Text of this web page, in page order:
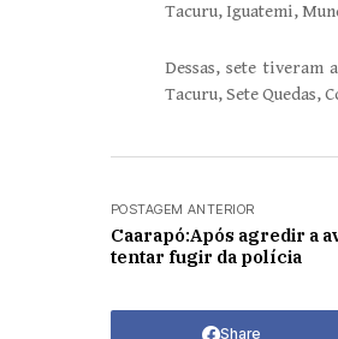
Tacuru, Iguatemi,
Dessas, sete tiveram
Tacuru, Sete Quedas,
POSTAGEM ANTERIOR
Caarapó:Após agredir a
tentar fugir da polícia
Share